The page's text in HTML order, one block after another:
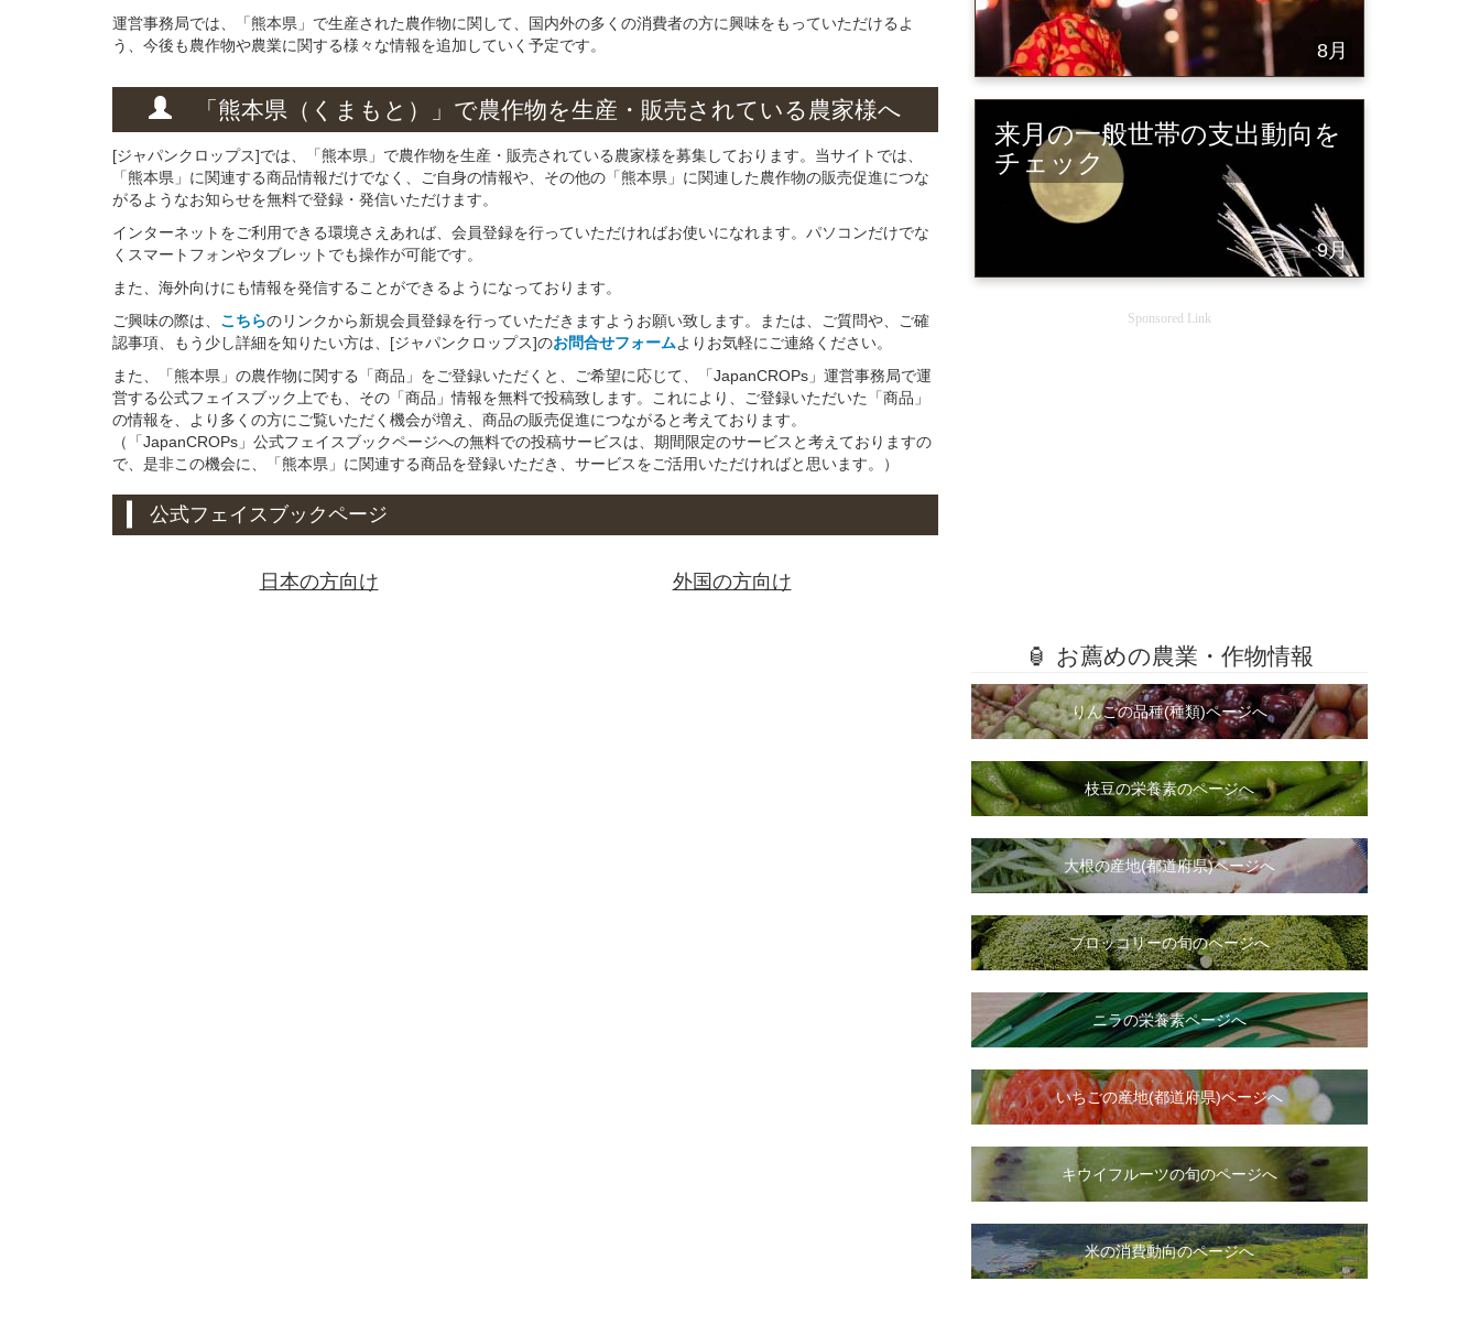
運営事務局では、「熊本県」で生産された農作物に関して、国内外の多くの消費者の方に興味をもっていただけるよ
う、今後も農作物や農業に関する様々な情報を追加していく予定です。
「熊本県（くまもと）」 で農作物を生産・販売されている 農家様へ
[ジャパンクロップス]では、「熊本県」で農作物を生産・販売されている農家様を募集しております。当サイトでは、
「熊本県」に関連する商品情報だけでなく、ご自身の情報や、その他の「熊本県」に関連した農作物の販売促進につな
がるようなお知らせを無料で登録・発信いただけます。
インターネットをご利用できる環境さえあれば、会員登録を行っていただければお使いになれます。パソコンだけでな
くスマートフォンやタブレットでも操作が可能です。
また、海外向けにも情報を発信することができるようになっております。
ご興味の際は、 こちらのリンクから新規会員登録を行っていただきますようお願い致します。または、ご質問や、ご確
認事項、もう少し詳細を知りたい方は、[ジャパンクロップス]のお問合せフォームよりお気軽にご連絡ください。
また、「熊本県」の農作物に関する「商品」をご登録いただくと、ご希望に応じて、「JapanCROPs」運営事務局で運
営する公式フェイスブック上でも、その「商品」情報を無料で投稿致します。これにより、ご登録いただいた「商品」
の情報を、より多くの方にご覧いただく機会が増え、商品の販売促進につながると考えております。
（「JapanCROPs」公式フェイスブックページへの無料での投稿サービスは、期間限定のサービスと考えておりますの
で、是非この機会に、「熊本県」に関連する商品を登録いただき、サービスをご活用いただければと思います。）
公式フェイスブックページ
日本の方向け 外国の方向け
8月
来月の一般世帯の支出動向を
チェック
9月
Sponsored Link
🏮 お薦めの農業・作物情報
りんごの品種(種類)ページへ
枝豆の栄養素のページへ
大根の産地(都道府県)ページへ
ブロッコリーの旬のページへ
ニラの栄養素ページへ
いちごの産地(都道府県)ページへ
キウイフルーツの旬のページへ
米の消費動向のページへ